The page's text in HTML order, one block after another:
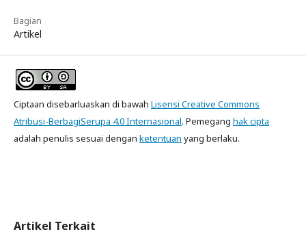
Bagian
Artikel
Ciptaan disebarluaskan di bawah Lisensi Creative Commons
Atribusi-BerbagiSerupa 4.0 Internasional. Pemegang hak cipta
adalah penulis sesuai dengan ketentuan yang berlaku.
Artikel Terkait